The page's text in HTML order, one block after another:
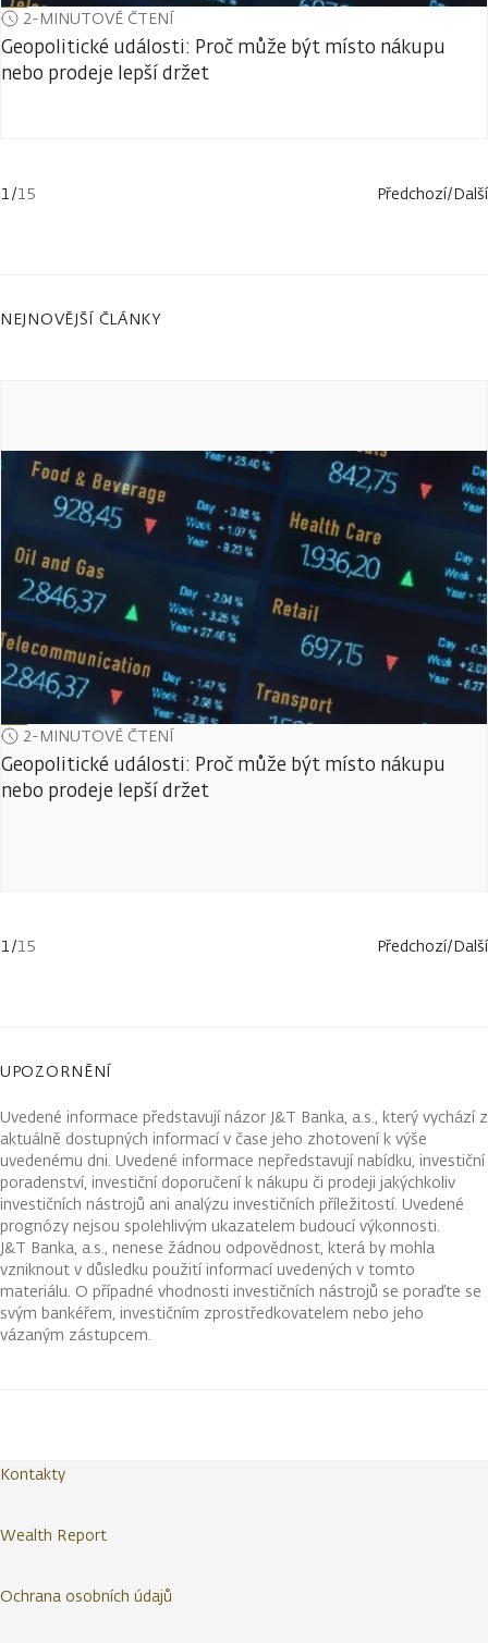
2-MINUTOVÉ ČTENÍ
Geopolitické události: Proč může být místo nákupu
nebo prodeje lepší držet
1/15 Předchozí/Další
NEJNOVĚJŠÍ ČLÁNKY
2-MINUTOVÉ ČTENÍ
Geopolitické události: Proč může být místo nákupu
nebo prodeje lepší držet
1/15 Předchozí/Další
UPOZORNĚNÍ
Uvedené informace představují názor J&T Banka, a.s., který vychází z
aktuálně dostupných informací v čase jeho zhotovení k výše
uvedenému dni. Uvedené informace nepředstavují nabídku, investiční
poradenství, investiční doporučení k nákupu či prodeji jakýchkoliv
investičních nástrojů ani analýzu investičních příležitostí. Uvedené
prognózy nejsou spolehlivým ukazatelem budoucí výkonnosti.
J&T Banka, a.s., nenese žádnou odpovědnost, která by mohla
vzniknout v důsledku použití informací uvedených v tomto
materiálu. O případné vhodnosti investičních nástrojů se poraďte se
svým bankéřem, investičním zprostředkovatelem nebo jeho
vázaným zástupcem.
Kontakty
Wealth Report
Ochrana osobních údajů